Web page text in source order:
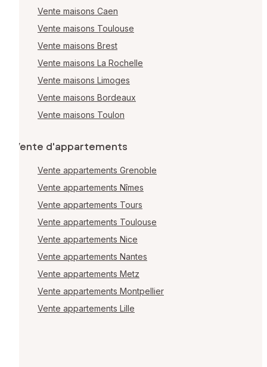
Vente maisons Caen
Vente maisons Toulouse
Vente maisons Brest
Vente maisons La Rochelle
Vente maisons Limoges
Vente maisons Bordeaux
Vente maisons Toulon
Vente d'appartements
Vente appartements Grenoble
Vente appartements Nîmes
Vente appartements Tours
Vente appartements Toulouse
Vente appartements Nice
Vente appartements Nantes
Vente appartements Metz
Vente appartements Montpellier
Vente appartements Lille